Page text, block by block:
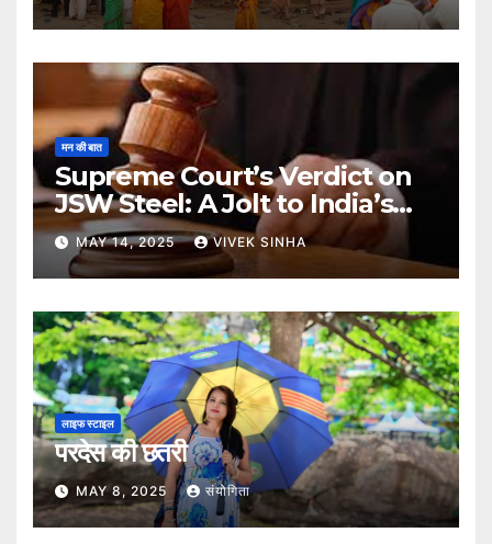
मन की बात
Supreme Court’s Verdict on
JSW Steel: A Jolt to India’s
Insolvency Framework
MAY 14, 2025 VIVEK SINHA
लाइफ स्टाइल
परदेस की छतरी
MAY 8, 2025 संयोगिता